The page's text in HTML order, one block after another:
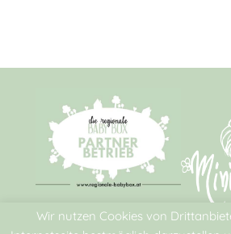
Wir nutzen Cookies von